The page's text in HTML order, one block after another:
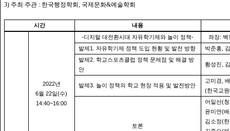
3) 주최 ∙주관 : 한국행정학회 , 국제문화&예술학회
시간 내용
2022년
6월22일(수)
14:40~16:00
-디지털 대전환시대 자유학기제와 놀이 정책- 좌장: 백
발제 1. 자유학기제 정책 도입 현황 및 발전 방향 박준홍,
발제 2. 학교스포츠클럽 정책 문제점 및 해결 방
안
황성진
발제 3. 놀이 정책의 학교 현장 적용 및 발전방안
고미경
(한국교
토론
어일선(
윤미연(
김소정(